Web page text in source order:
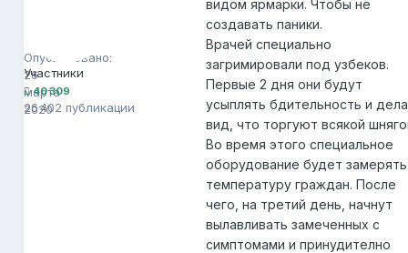
40 309
Опубликовано:
26
марта
2020
Участники
40 309
26 402 публикации
видом ярмарки. Чтобы не
создавать паники.
Врачей специально
загримировали под узбеков.
Первые 2 дня они будут
усыплять бдительность и
вид, что торгуют всякой
Во время этого специальное
оборудование будет замерять
температуру граждан. После
чего, на третий день, начнут
вылавливать замеченных с
симптомами и принудително